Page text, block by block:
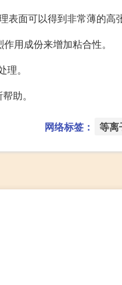
面可以得到非常薄的高
用成份来增加粘合性。
。
助。
网络标签： 等离